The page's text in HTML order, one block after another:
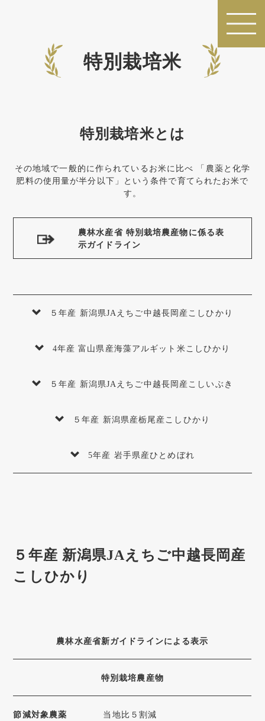
特別栽培米
特別栽培米とは
その地域で一般的に作られているお米に比べ 「農薬と化学
肥料の使用量が半分以下」という条件で育てられたお米で
す。
農林水産省 特別栽培農産物に係る表
示ガイドライン
５年産 新潟県JAえちご中越長岡産こしひかり
4年産 富山県産海藻アルギット米こしひかり
５年産 新潟県JAえちご中越長岡産こしいぶき
５年産 新潟県産栃尾産こしひかり
5年産 岩手県産ひとめぼれ
５年産 新潟県JAえちご中越長岡産
こしひかり
農林水産省新ガイドラインによる表示
特別栽培農産物
節減対象農薬 当地比５割減